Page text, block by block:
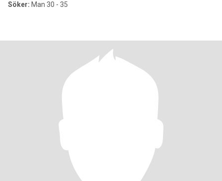
Söker: Man 30 - 35